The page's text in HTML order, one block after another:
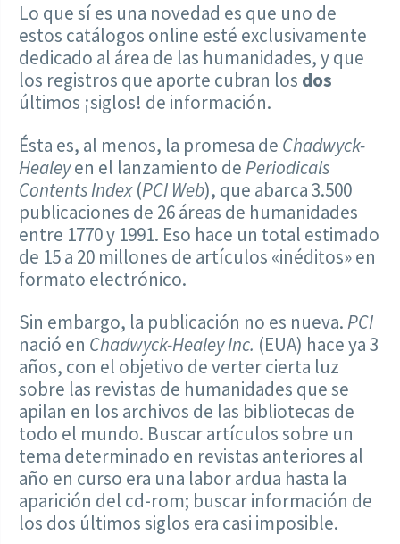
Lo que sí es una novedad es que uno de
estos catálogos online esté exclusivamente
dedicado al área de las humanidades, y que
los registros que aporte cubran los dos
últimos ¡siglos! de información.
Ésta es, al menos, la promesa de Chadwyck-
Healeyen el lanzamiento dePeriodicals
Contents Index(PCI Web), que abarca 3.500
publicaciones de 26 áreas de humanidades
entre 1770 y 1991. Eso hace un total estimado
de 15 a 20 millones de artículos «inéditos» en
formato electrónico.
Sin embargo, la publicación no es nueva.PCI
nació en Chadwyck-Healey Inc. (EUA) hace ya 3
años, con el objetivo de verter cierta luz
sobre las revistas de humanidades que se
apilan en los archivos de las bibliotecas de
todo el mundo. Buscar artículos sobre un
tema determinado en revistas anteriores al
año en curso era una labor ardua hasta la
aparición del cd-rom; buscar información de
los dos últimos siglos era casi imposible.